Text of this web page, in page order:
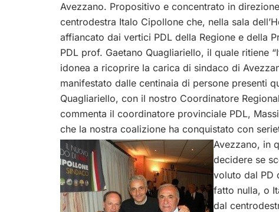
Avezzano. Propositivo e concentrato in
centrodestra Italo Cipollone che, nella sala
affiancato dai vertici PDL della Regione e della
PDL prof. Gaetano Quagliariello, il quale ritiene
idonea a ricoprire la carica di sindaco di
manifestato dalle centinaia di persone presenti
Quagliariello, con il nostro Coordinatore
commenta il coordinatore provinciale PDL,
che la nostra coalizione ha conquistato con
Avezzano, in
decidere se
voluto dal PD
fatto nulla, o
dal